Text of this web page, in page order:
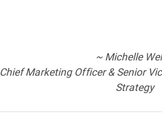
~ Michelle
Chief Marketing Officer & Senior
Strategy